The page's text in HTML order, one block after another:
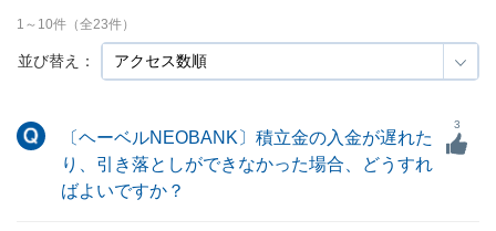
並び替え：
1 ～ 10件（全23件）
〔ヘーベルNEOBANK〕積立金の入金が遅れた
り、引き落としができなかった場合、どうすれ
ばよいですか？
3